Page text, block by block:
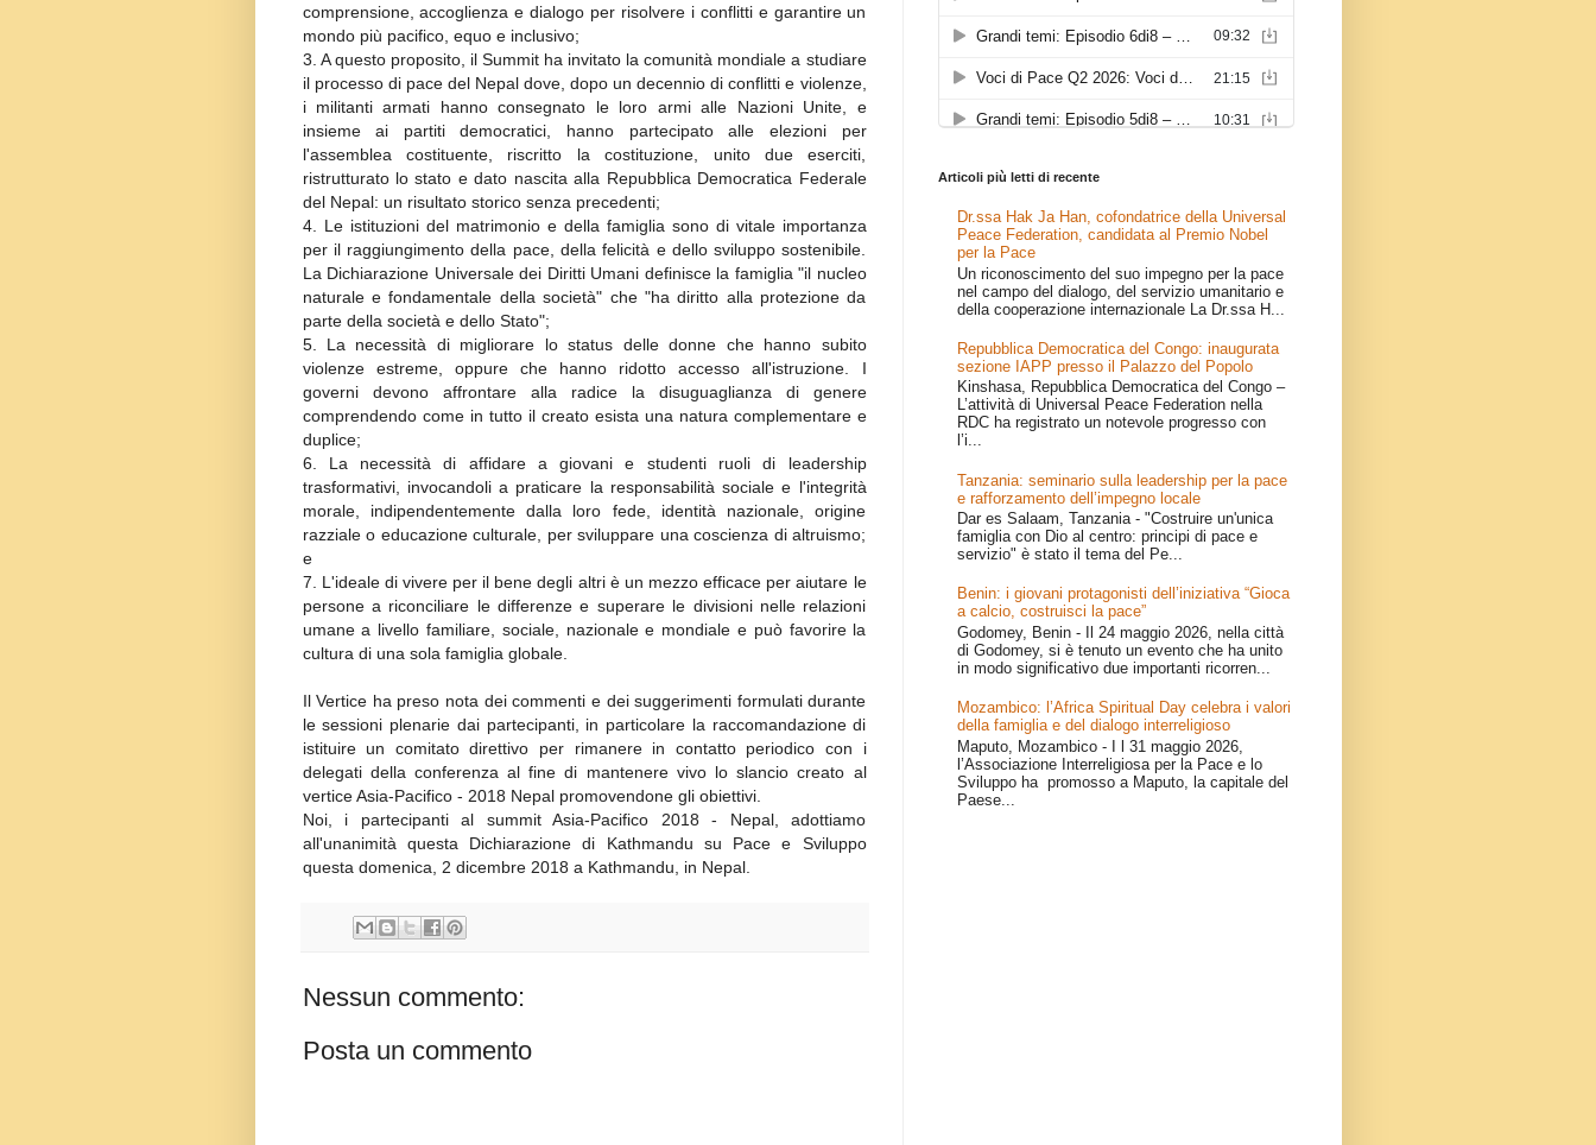
comprensione, accoglienza e dialogo per risolvere i conflitti e garantire un
mondo più pacifico, equo e inclusivo;
3. A questo proposito, il Summit ha invitato la comunità mondiale a studiare
il processo di pace del Nepal dove, dopo un decennio di conflitti e violenze,
i militanti armati hanno consegnato le loro armi alle Nazioni Unite, e
insieme ai partiti democratici, hanno partecipato alle elezioni per
l'assemblea costituente, riscritto la costituzione, unito due eserciti,
ristrutturato lo stato e dato nascita alla Repubblica Democratica Federale
del Nepal: un risultato storico senza precedenti;
4.
Le istituzioni del matrimonio e della famiglia sono di vitale importanza
per il raggiungimento della pace, della felicità e dello sviluppo sostenibile.
La Dichiarazione Universale dei Diritti Umani definisce la famiglia "il nucleo
naturale e fondamentale della società" che "ha diritto alla protezione da
parte della società e dello Stato";
5.
La necessità di migliorare lo status delle donne che hanno subito
violenze estreme, oppure che hanno ridotto accesso all'istruzione. I
governi devono affrontare alla radice la disuguaglianza di genere
comprendendo come in tutto il creato esista una natura complementare e
duplice;
6.
La necessità di affidare a giovani e studenti ruoli di leadership
trasformativi, invocandoli a praticare la responsabilità sociale e l'integrità
morale, indipendentemente dalla loro fede, identità nazionale, origine
razziale o educazione culturale, per sviluppare una coscienza di altruismo;
e
7.
L'ideale di vivere per il bene degli altri è un mezzo efficace per aiutare le
persone a riconciliare le differenze e superare le divisioni nelle relazioni
umane a livello familiare, sociale, nazionale e mondiale e può favorire la
cultura di una sola famiglia globale.
Il Vertice ha preso nota dei commenti e dei suggerimenti formulati durante
le sessioni plenarie dai partecipanti, in particolare la raccomandazione di
istituire un comitato direttivo per rimanere in contatto periodico con i
delegati della conferenza al fine di mantenere vivo lo slancio creato al
vertice Asia-Pacifico - 2018 Nepal promovendone gli obiettivi.
Noi, i partecipanti al summit Asia-Pacifico 2018 - Nepal, adottiamo
all'unanimità questa Dichiarazione di Kathmandu su Pace e Sviluppo
questa domenica, 2 dicembre 2018 a Kathmandu, in Nepal.
Nessun commento:
Posta un commento
Articoli più letti di recente
Dr.ssa Hak Ja Han, cofondatrice della Universal
Peace Federation, candidata al Premio Nobel
per la Pace
Un riconoscimento del suo impegno per la pace
nel campo del dialogo, del servizio umanitario e
della cooperazione internazionale La Dr.ssa H...
Repubblica Democratica del Congo: inaugurata
sezione IAPP presso il Palazzo del Popolo
Kinshasa, Repubblica Democratica del Congo –
L’attività di Universal Peace Federation nella
RDC ha registrato un notevole progresso con
l’i...
Tanzania: seminario sulla leadership per la pace
e rafforzamento dell’impegno locale
Dar es Salaam, Tanzania - "Costruire un'unica
famiglia con Dio al centro: principi di pace e
servizio" è stato il tema del Pe...
Benin: i giovani protagonisti dell’iniziativa “Gioca
a calcio, costruisci la pace”
Godomey, Benin - Il 24 maggio 2026, nella città
di Godomey, si è tenuto un evento che ha unito
in modo significativo due importanti ricorren...
Mozambico: l’Africa Spiritual Day celebra i valori
della famiglia e del dialogo interreligioso
Maputo, Mozambico - I l 31 maggio 2026,
l’Associazione Interreligiosa per la Pace e lo
Sviluppo ha promosso a Maputo, la capitale del
Paese...